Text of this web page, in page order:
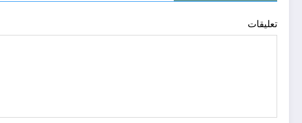
تعليقات